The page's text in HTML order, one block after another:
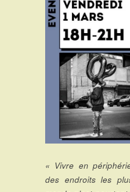
« Vivre en
des endroits les